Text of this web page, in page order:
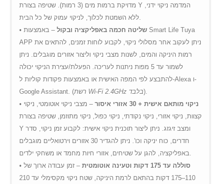
מדויקת ברמות מים (3 רמות). שטיפה בצורת Y המדמה ניקוי ידני,
ללא השמטת לכלוך, לניקוי עמוק של כל הבית.
•
שליטה חכמה באפליקציה ובקול – באמצעות Smart Life Tuya
APP ניתן לעקוב אחר מסלולי ניקוי, לקבוע לוחות זמנים, להתאים את
רמות היניקה והמים, לשנות מצבי ניקוי וליצור אזורים מוגבלים. ניתן
לשמור עד 5 מפות ניתנות לעריכה. הפעלת/עצירת הניקוי יכולה
להתבצע לפי המפה האישית או באמצעות פקודות קוליות ל-Alexa ו-
Google Assistant. (
רשת Wi-Fi 2.4GHz בלבד).
•
ניקוי מותאם אישית + 30 אזורי איסור
– מצבי ניקוי אוטומטי, ניקוי
קצוות, ניקוי אזורי, ניקוי נקודתי, ניקוי כפול, ניקוי מתוזמן, שטיפה בצורת
Y ומצב זיגזג. ניתן ליצור תוכנית ניקוי אישית: לקבוע זמן ניקוי, סדר
חדרים, כוח יניקה וכו'. ניתן להגדיר 30 אזורים וירטואליים מוגבלים
באפליקציה, להגן על שטיחים, אזורי חיות מחמד או משחקי ילדים.
•
סוללה עד 175 דקות וטעינה אוטומטית
– זמן עבודה ארוך של
110–175 דקות בהתאם לרמת היניקה, שטח ניקוי מקסימלי עד 210